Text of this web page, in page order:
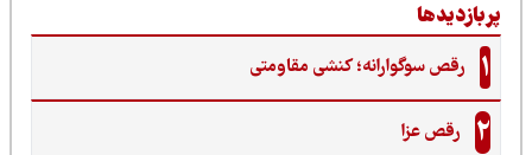
رقص سوگوارانه؛ کنشی مقاومتی
رقص عزا